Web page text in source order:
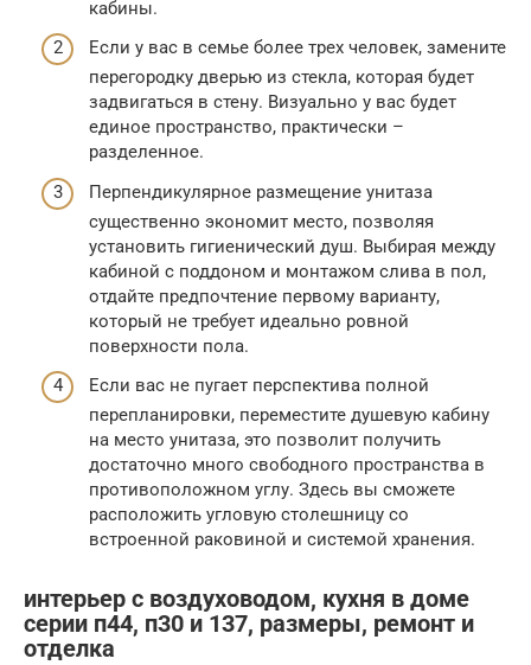
кабины.
Если у вас в семье более трех человек, замените
перегородку дверью из стекла, которая будет
задвигаться в стену. Визуально у вас будет
единое пространство, практически –
разделенное.
Перпендикулярное размещение унитаза
существенно экономит место, позволяя
установить гигиенический душ. Выбирая между
кабиной с поддоном и монтажом слива в пол,
отдайте предпочтение первому варианту,
который не требует идеально ровной
поверхности пола.
Если вас не пугает перспектива полной
перепланировки, переместите душевую кабину
на место унитаза, это позволит получить
достаточно много свободного пространства в
противоположном углу. Здесь вы сможете
расположить угловую столешницу со
встроенной раковиной и системой хранения.
интерьер с воздуховодом, кухня в доме
серии п44, п30 и 137, размеры, ремонт и
отделка